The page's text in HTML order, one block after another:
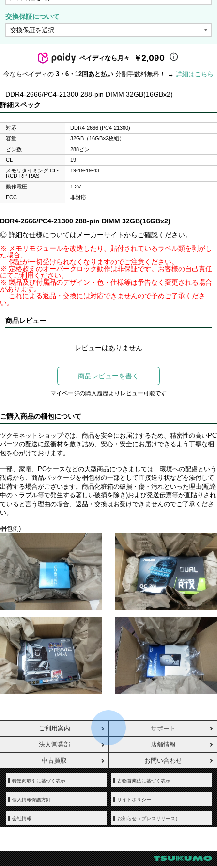
交換保証について
ペイディなら月々 ￥2,090
今ならペイディの 3・6・12回あと払い 分割手数料無料！ → 詳細はこちら
DDR4-2666/PC4-21300 288-pin DIMM 32GB(16GBx2)
詳細スペック
対応
DDR4-2666 (PC4-21300)
容量
32GB（16GB×2枚組）
ピン数
288ピン
CL
19
メモリタイミング CL-
RCD-RP-RAS
19-19-19-43
動作電圧
1.2V
ECC
非対応
DDR4-2666/PC4-21300 288-pin DIMM 32GB(16GBx2)
◎ 詳細な仕様についてはメーカーサイトからご確認ください。
※ メモリモジュールを改造したり、貼付されているラベル類を剥がし
た場合、
保証が一切受けられなくなりますのでご注意ください。
※ 定格超えのオーバークロック動作は非保証です。お客様の自己責任
にてご利用ください。
※ 製品及び付属品のデザイン・色・仕様等は予告なく変更される場合
があります。
これによる返品・交換には対応できませんので予めご了承くださ
い。
商品レビュー
レビューはありません
商品レビューを書く
マイページの購入履歴よりレビュー可能です
ご購入商品の梱包について
ツクモネットショップでは、商品を安全にお届けするため、精密性の高いPC
パーツの配送に緩衝材を敷き詰め、安心・安全にお届けできるよう丁寧な梱
包を心がけております。
一部、家電、PCケースなどの大型商品につきましては、環境への配慮という
観点から、商品パッケージを梱包材の一部として直接送り状などを添付して
出荷する場合がございます。商品化粧箱の破損・傷・汚れといった理由(配達
中のトラブル等で発生する著しい破損を除き)および発送伝票等が直貼りされ
ていると言う理由の場合、返品・交換はお受けできませんのでご了承くださ
い。
梱包例)
ご利用案内 サポート
法人営業部 店舗情報
中古買取 お問い合わせ
特定商取引に基づく表示 古物営業法に基づく表示
個人情報保護方針 サイトポリシー
会社情報 お知らせ（プレスリリース）